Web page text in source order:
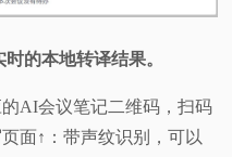
时的本地转译结果。
AI会议笔记二维码，扫码
面↑：带声纹识别，可以